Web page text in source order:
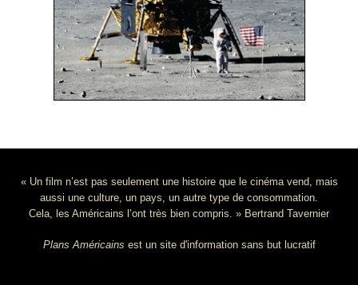
« Un film n’est pas seulement une histoire que le cinéma vend, mais
aussi une culture, un pays, un autre type de consommation.
Cela, les Américains l’ont très bien compris. » Bertrand Tavernier
Plans Américains est un site d'information sans but lucratif